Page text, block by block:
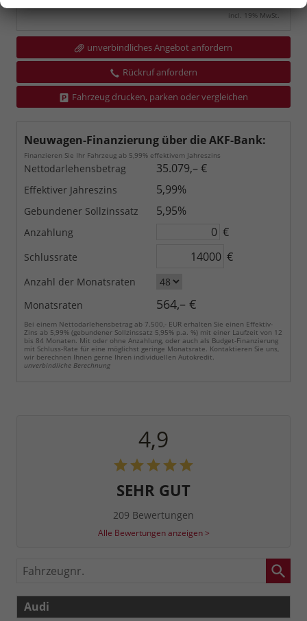
incl. 19% MwSt.
unverbindliches Angebot anfordern
Rückruf anfordern
Fahrzeug drucken, parken oder vergleichen
Neuwagen-Finanzierung über die AKF-Bank:
Finanzieren Sie Ihr Fahrzeug ab 5,99% effektivem Jahreszins
Nettodarlehensbetrag 35.079,– €
Effektiver Jahreszins 5,99%
Gebundener Sollzinssatz 5,95%
Anzahlung €
Schlussrate €
Anzahl der Monatsraten
Monatsraten
564,– €
Bei einem Nettodarlehensbetrag ab 7.500,- EUR erhalten Sie einen Effektiv-
Zins ab 5,99% (gebundener Sollzinssatz 5,95% p.a. %) mit einer Laufzeit von 12
bis 84 Monaten. Mit oder ohne Anzahlung, oder auch als Budget-Finanzierung
mit Schluss-Rate für eine möglichst geringe Monatsrate. Kontaktieren Sie uns,
wir berechnen Ihnen gerne Ihren individuellen Autokredit.
unverbindliche Berechnung
4,9
SEHR GUT
209 Bewertungen
Alle Bewertungen anzeigen >
Fahrzeugnr.
Audi